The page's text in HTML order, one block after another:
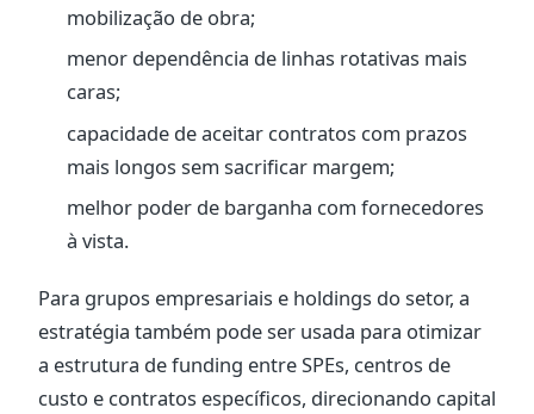
mobilização de obra;
menor dependência de linhas rotativas mais
caras;
capacidade de aceitar contratos com prazos
mais longos sem sacrificar margem;
melhor poder de barganha com fornecedores
à vista.
Para grupos empresariais e holdings do setor, a
estratégia também pode ser usada para otimizar
a estrutura de funding entre SPEs, centros de
custo e contratos específicos, direcionando capital